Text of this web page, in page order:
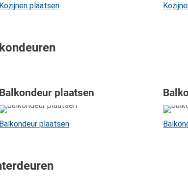
Kozijnen plaatsen
Balkondeur plaatsen
Balkondeur plaatsen